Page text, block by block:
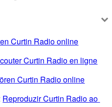
Curtin Radio online
Curtin Radio en ligne
Curtin Radio online
Reproduzir Curtin Radio ao